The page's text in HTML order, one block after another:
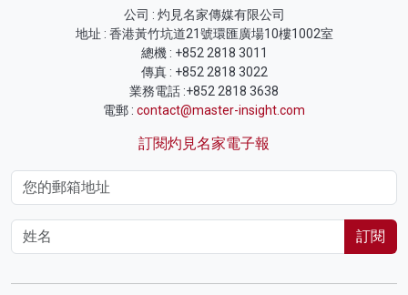
公司 : 灼見名家傳媒有限公司
地址 : 香港黃竹坑道21號環匯廣場10樓1002室
總機 : +852 2818 3011
傳真 : +852 2818 3022
業務電話 :+852 2818 3638
電郵 : contact@master-insight.com
訂閱灼見名家電子報
訂閱